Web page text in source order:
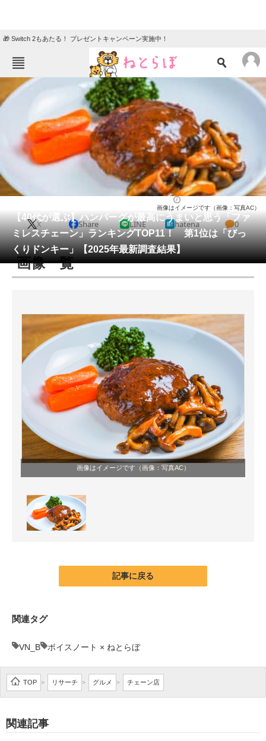
🎁 Switch 2もあたる！ プレゼントキャンペーン実施中！
ねとらぼメニュー
TOP ニュース
エンタメ クイズ
グルメ 地域
教育・育児
動物 リサーチ
会員記事
メディア
注目記事を集めた総合ページ
スマホと通信の最新トレンド
進化するPCとデバイスの未来
好きが集まる 比べて選べる
ビジネスと働き方のヒント
企業ITのトレンドを詳説
経営リーダーのコミュニティ
マーケ×ITの今がよく分かる
ITエンジニア向け専門サイト
IT製品の技術・比較・事例
モノづくり技術者専門サイト
エレクトロニクス専門サイト
電子設計の基本と応用
エネルギーの専門メディア
建設×テクノロジーの最前線
【40代が選ぶ】ハンバーグが最高にうまいと思う「ファ
ミレスチェーン」ランキングTOP11！ 第1位は「びっ
くりドンキー」【2025年最新調査結果】
画像はイメージです（画像：写真AC）
X Share LINE hatena 0
画像一覧
画像はイメージです（ 画像：写真AC）
記事に戻る
関連タグ
VN_B ボイスノート × ねとらぼ
TOP > リサーチ > グルメ > チェーン店
関連記事